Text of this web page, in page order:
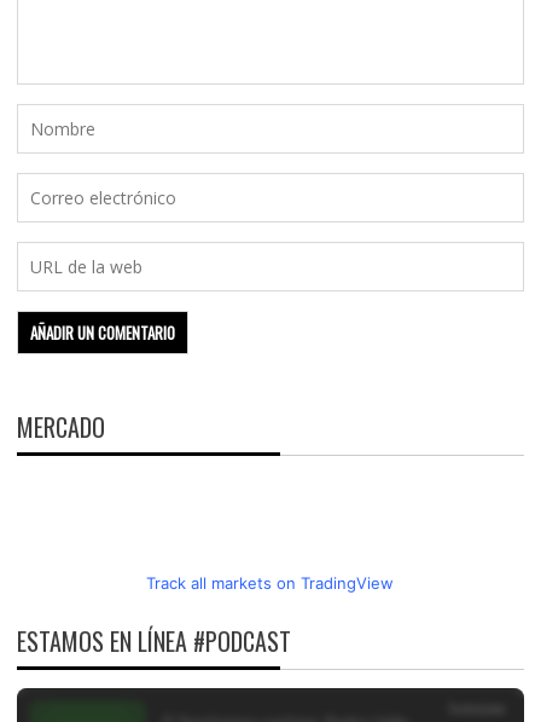
MERCADO
Track all markets on TradingView
ESTAMOS EN LÍNEA #PODCAST